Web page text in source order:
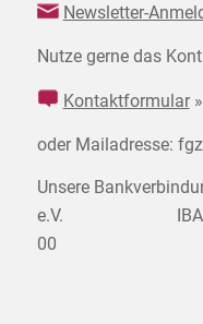
Newsletter-
Nutze gerne das
Kontaktformular»
oder Mailadresse:
Unsere
e.V. IBAN:
00